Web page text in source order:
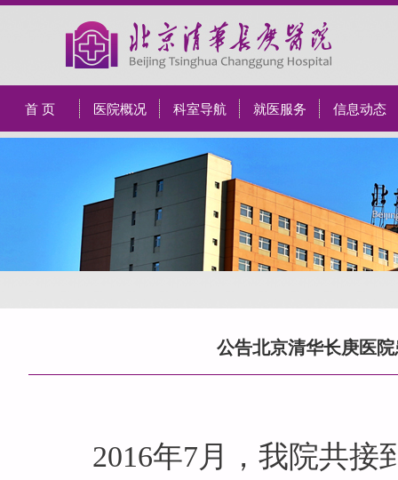
首 页 医院概况 科室导航 就医服务 信息动态
公告北京清华长庚医
2016年7月，我院共接